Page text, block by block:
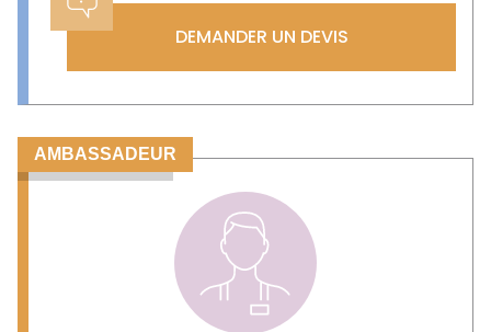
DEMANDER UN DEVIS
AMBASSADEUR